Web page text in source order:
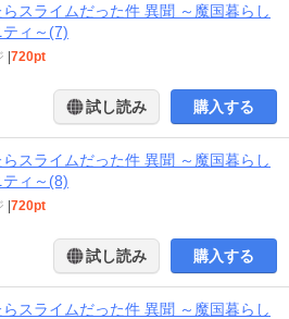
スライムだった件 異聞 ～魔国暮らし
ィ～(7)
|720pt
試し読み 購入する
スライムだった件 異聞 ～魔国暮らし
ィ～(8)
|720pt
試し読み 購入する
スライムだった件 異聞 ～魔国暮らし